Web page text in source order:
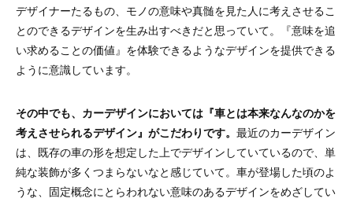
デザイナーたるもの、モノの意味や真髄を見た人に考えさせるこ
とのできるデザインを生み出すべきだと思っていて。『​​意味を追
い求めることの価値』を体験​​できるようなデザインを提供できる
ように意識しています。
その中でも、カーデザインにおいては『車とは本来なんなのかを
考えさせられるデザイン』がこだわりです。 最近のカーデザイン
は、既存の車の形を想定した上でデザインしていているので、単
純な装飾が多くつまらないなと感じていて​​。車が登場した頃のよ
うな、固定概念にとらわれない意味のあるデザインをめざしてい